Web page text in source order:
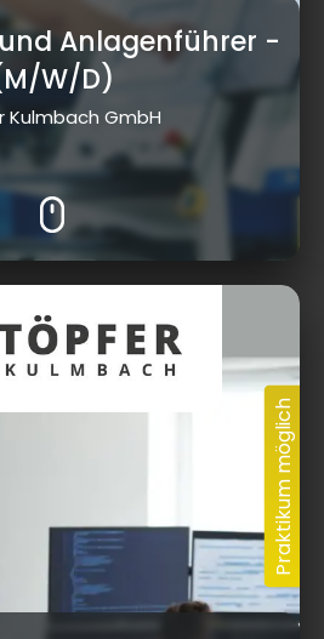
Anlagenführer -
W/D)
Kulmbach GmbH